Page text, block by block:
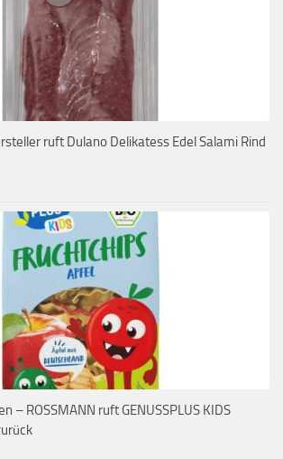
ruft Dulano Delikatess Edel Salami Rind
– ROSSMANN ruft GENUSSPLUS KIDS